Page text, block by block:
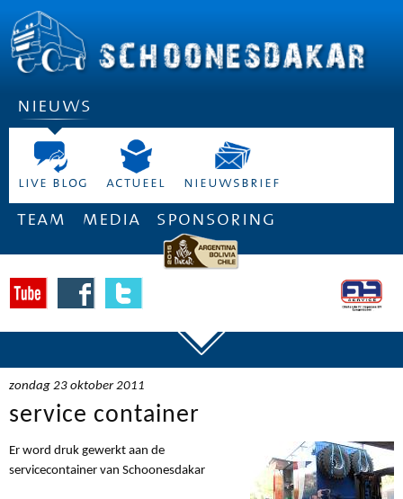
nieuws
live blog actueel nieuwsbrief
team media sponsoring
zondag 23 oktober 2011
service container
Er word druk gewerkt aan de
servicecontainer van Schoonesdakar